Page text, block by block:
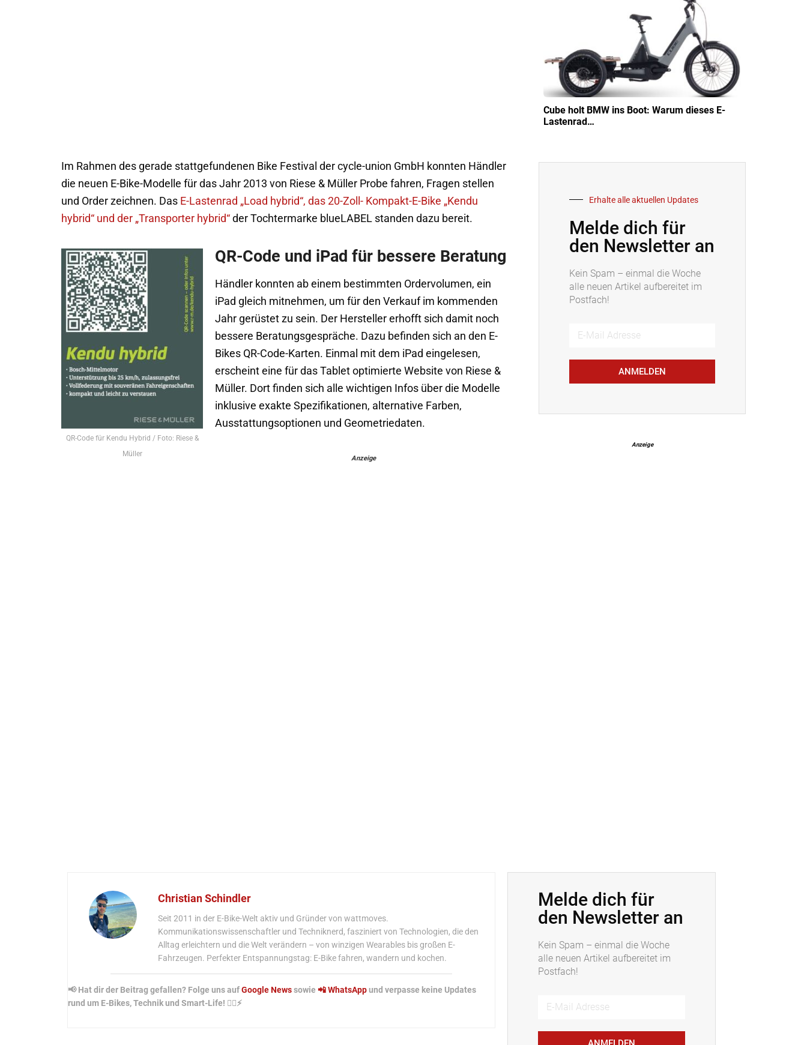
Im Rahmen des gerade stattgefundenen Bike Festival der cycle-union GmbH konnten Händler
die neuen E-Bike-Modelle für das Jahr 2013 von Riese & Müller Probe fahren, Fragen stellen
und Order zeichnen. Das E-Lastenrad „Load hybrid“, das 20-Zoll- Kompakt-E-Bike „Kendu
hybrid“ und der „Transporter hybrid“ der Tochtermarke blueLABEL standen dazu bereit.
QR-Code für Kendu Hybrid / Foto: Riese &
Müller
QR-Code und iPad für bessere Beratung
Händler konnten ab einem bestimmten Ordervolumen, ein
iPad gleich mitnehmen, um für den Verkauf im kommenden
Jahr gerüstet zu sein. Der Hersteller erhofft sich damit noch
bessere Beratungsgespräche. Dazu befinden sich an den E-
Bikes QR-Code-Karten. Einmal mit dem iPad eingelesen,
erscheint eine für das Tablet optimierte Website von Riese &
Müller. Dort finden sich alle wichtigen Infos über die Modelle
inklusive exakte Spezifikationen, alternative Farben,
Ausstattungsoptionen und Geometriedaten.
Anzeige
Cube holt BMW ins Boot: Warum dieses E-
Lastenrad…
Erhalte alle aktuellen Updates
Melde dich für
den Newsletter an
Kein Spam – einmal die Woche
alle neuen Artikel aufbereitet im
Postfach!
ANMELDEN
Anzeige
Christian Schindler
Seit 2011 in der E-Bike-Welt aktiv und Gründer von wattmoves.
Kommunikationswissenschaftler und Techniknerd, fasziniert von Technologien, die den
Alltag erleichtern und die Welt verändern – von winzigen Wearables bis großen E-
Fahrzeugen. Perfekter Entspannungstag: E-Bike fahren, wandern und kochen.
📢 Hat dir der Beitrag gefallen? Folge uns aufGoogle Newssowie 📲 WhatsAppund verpasse keine Updates
rund um E-Bikes, Technik und Smart-Life! 🚴‍♂️⚡
Melde dich für
den Newsletter an
Kein Spam – einmal die Woche
alle neuen Artikel aufbereitet im
Postfach!